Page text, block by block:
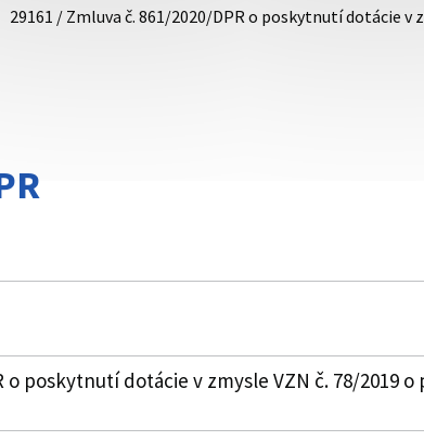
29161 / Zmluva č. 861/2020/DPR o poskytnutí dotácie v
o poskytnutí dotácie v zmysle VZN č. 78/